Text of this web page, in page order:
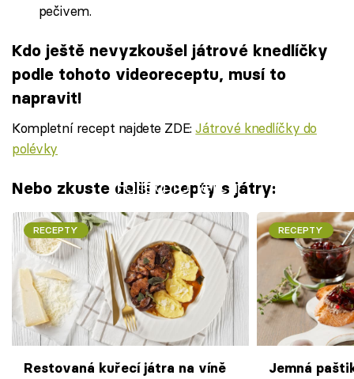
pečivem.
Kdo ještě nevyzkoušel játrové knedlíčky
podle tohoto videoreceptu, musí to
napravit!
Kompletní recept najdete ZDE:Játrové knedlíčky do
polévky
Failed to fetch
Nebo zkuste další recepty s játry:
RECEPTY
Restovaná kuřecí játra na víně
RECEPTY
Jemná